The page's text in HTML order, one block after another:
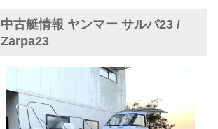
中古艇情報 ヤンマー サルパ23 /
Zarpa23